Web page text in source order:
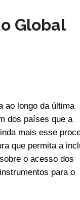
Global
ao longo da última
dos países que a
mais esse
que permita a
o acesso dos
para o